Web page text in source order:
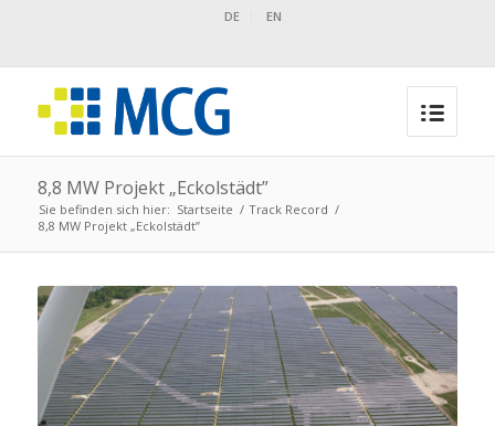
DE EN
8,8 MW Projekt „Eckolstädt”
Sie befinden sich hier: Startseite / Track Record /
8,8 MW Projekt „Eckolstädt”